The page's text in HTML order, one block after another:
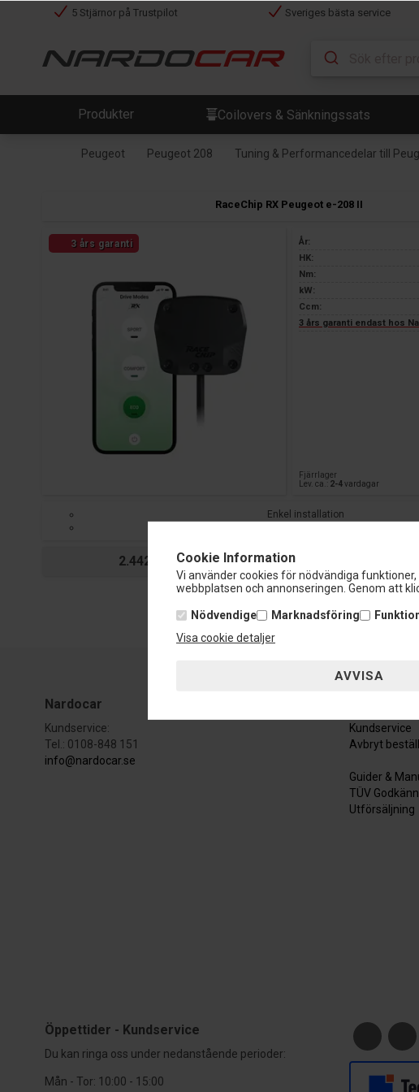
Cookie Information
Vi använder cookies för nödvändiga
webbplatsen och annonseringen. Genom att
Nödvendige Marknadsföring
Visa cookie detaljer
5 Stjärnor på Trustpilot Sveriges bästa service
Produkter Coilovers & Sänkningssats
Peugeot Peugeot 208 Tuning & Performancedelar till
RaceChip RX Peugeot e-208 II
3 års garanti År:
HK:
Nm:
kW:
Ccm:
3 års garanti endast hos
Fjärrlager
Lev. ca.: 2-4vardagar
Enkel installation
2.442,-
SPARA 813,-
Nardocar
Kundservice:
Tel.: 0108-848 151
info@nardocar.se
Kundservice
Avbryt
Guider &
TÜV
Utförsäljning
Öppettider - Kundservice
Du kan ringa oss under nedanstående perioder:
Mån - Tor: 10:00 - 15:00